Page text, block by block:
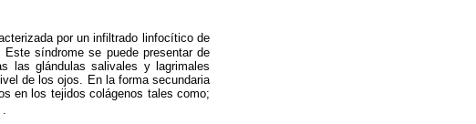
por un infiltrado linfocítico de
síndrome se puede presentar de
las glándulas salivales y lagrimales
de los ojos. En la forma secundaria
en los tejidos colágenos tales como;
.